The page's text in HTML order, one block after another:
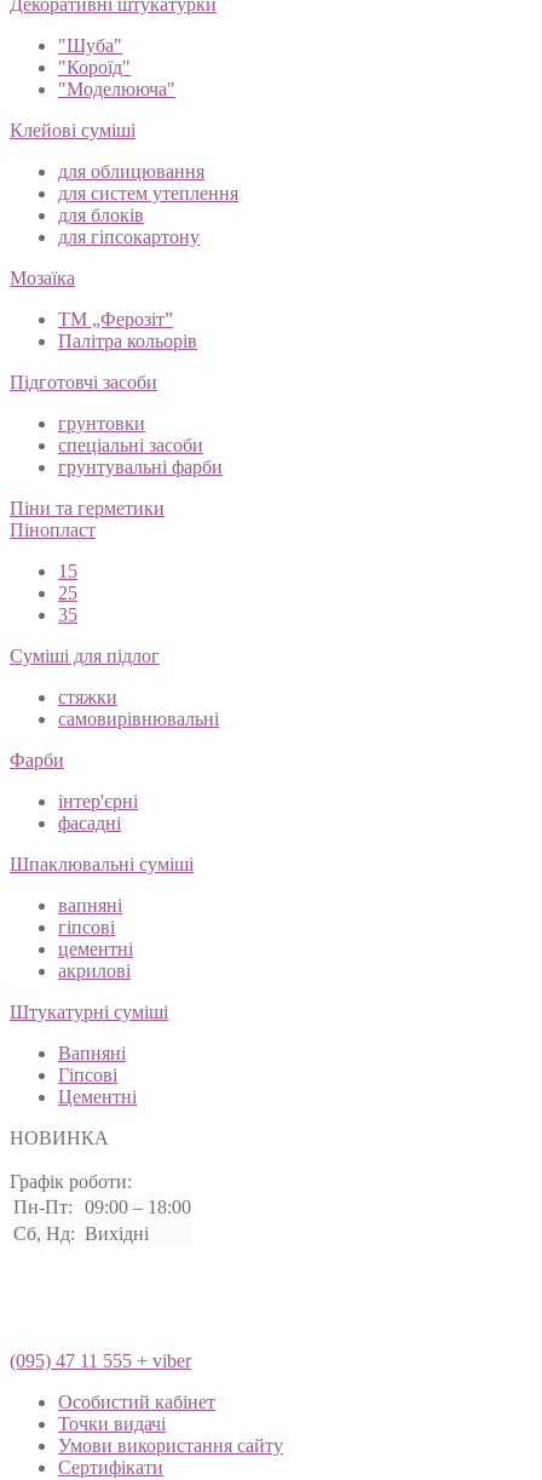
Декоративні штукатурки
"Шуба"
"Короїд"
"Моделююча"
Клейові суміші
для облицювання
для систем утеплення
для блоків
для гіпсокартону
Мозаїка
ТМ „Ферозіт”
Палітра кольорів
Підготовчі засоби
грунтовки
спеціальні засоби
грунтувальні фарби
Піни та герметики
Пінопласт
15
25
35
Суміші для підлог
стяжки
самовирівнювальні
Фарби
інтер'єрні
фасадні
Шпаклювальні суміші
вапняні
гіпсові
цементні
акрилові
Штукатурні суміші
Вапняні
Гіпсові
Цементні
НОВИНКА
Графік роботи:
Пн-Пт:
09:00 – 18:00
Сб, Нд: Вихідні
(095) 47 11 555 + viber
Особистий кабінет
Точки видачі
Умови використання сайту
Сертифікати